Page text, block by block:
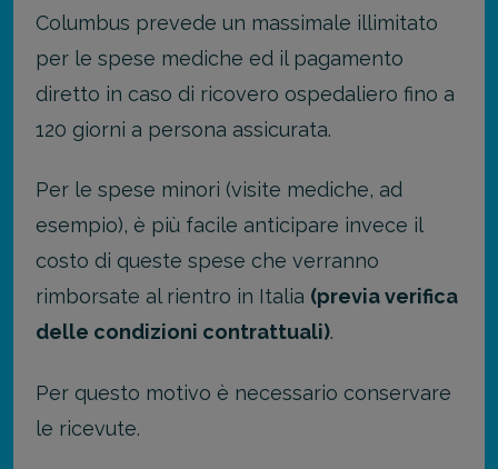
Columbus prevede un massimale illimitato
per le spese mediche ed il pagamento
diretto in caso di ricovero ospedaliero fino a
120 giorni a persona assicurata.
Per le spese minori (visite mediche, ad
esempio), è più facile anticipare invece il
costo di queste spese che verranno
rimborsate al rientro in Italia (previa verifica
delle condizioni contrattuali).
Per questo motivo è necessario conservare
le ricevute.